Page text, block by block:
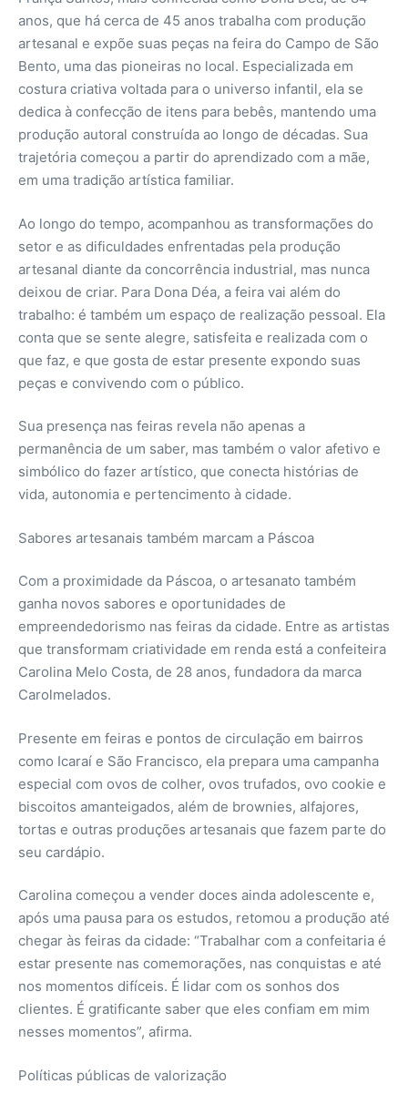
anos, que há cerca de 45 anos trabalha com produção
artesanal e expõe suas peças na feira do Campo de São
Bento, uma das pioneiras no local. Especializada em
costura criativa voltada para o universo infantil, ela se
dedica à confecção de itens para bebês, mantendo uma
produção autoral construída ao longo de décadas. Sua
trajetória começou a partir do aprendizado com a mãe,
em uma tradição artística familiar.
Ao longo do tempo, acompanhou as transformações do
setor e as dificuldades enfrentadas pela produção
artesanal diante da concorrência industrial, mas nunca
deixou de criar. Para Dona Déa, a feira vai além do
trabalho: é também um espaço de realização pessoal. Ela
conta que se sente alegre, satisfeita e realizada com o
que faz, e que gosta de estar presente expondo suas
peças e convivendo com o público.
Sua presença nas feiras revela não apenas a
permanência de um saber, mas também o valor afetivo e
simbólico do fazer artístico, que conecta histórias de
vida, autonomia e pertencimento à cidade.
Sabores artesanais também marcam a Páscoa
Com a proximidade da Páscoa, o artesanato também
ganha novos sabores e oportunidades de
empreendedorismo nas feiras da cidade. Entre as artistas
que transformam criatividade em renda está a confeiteira
Carolina Melo Costa, de 28 anos, fundadora da marca
Carolmelados.
Presente em feiras e pontos de circulação em bairros
como Icaraí e São Francisco, ela prepara uma campanha
especial com ovos de colher, ovos trufados, ovo cookie e
biscoitos amanteigados, além de brownies, alfajores,
tortas e outras produções artesanais que fazem parte do
seu cardápio.
Carolina começou a vender doces ainda adolescente e,
após uma pausa para os estudos, retomou a produção até
chegar às feiras da cidade: “Trabalhar com a confeitaria é
estar presente nas comemorações, nas conquistas e até
nos momentos difíceis. É lidar com os sonhos dos
clientes. É gratificante saber que eles confiam em mim
nesses momentos”, afirma.
Políticas públicas de valorização